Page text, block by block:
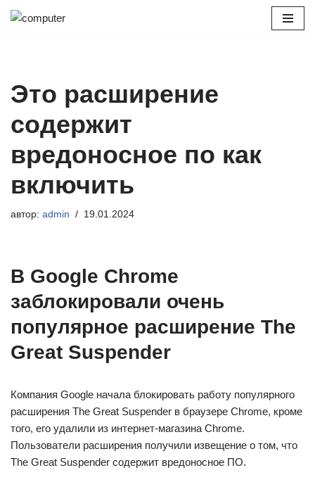
Это расширение
содержит
вредоносное по как
включить
автор: admin 19.01.2024
В Google Chrome
заблокировали очень
популярное расширение The
Great Suspender
Компания Google начала блокировать работу популярного
расширения The Great Suspender в браузере Chrome, кроме
того, его удалили из интернет-магазина Chrome.
Пользователи расширения получили извещение о том, что
The Great Suspender содержит вредоносное ПО.